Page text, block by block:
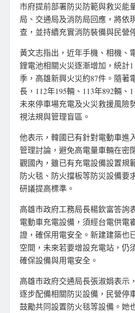
市府提前部署防災防範與救災能
局、交通局及消防局回應，將依
查，並持續充實消防裝備與民營
黃文志指出，近年手機、相機、
鋰電池相關火災逐漸增加，統計
季，高雄新興火災約87件。隨著
長，112年195輛、113年892輛、
未來停車場充電及火災救援風險
視法規與管理盲區。
他表示，韓國已有針對電動車進
管理討論，避免高電量車輛在密
觀國內，雖已有充電設備設置規
防火毯、防火擋板等防災設備要
研議提高標準。
高雄市政府工務局長楊欽富答詢
電動車充電設備，須經台電供電
證，確保用電安全。新建建築也
空間，未來若要增設充電站，仍
確保設備與用電安全。
高雄市政府交通局長張淑娟表示
逐步配備相關防災設備，民營停
鼓勵共同設置防火毯等設備。她